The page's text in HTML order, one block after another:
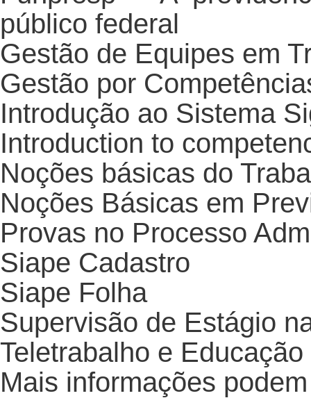
público federal
Gestão de Equipes em
Gestão por
Introdução ao Sistema
Introduction to
Noções básicas do
Noções Básicas em
Provas no Processo
Siape Cadastro
Siape Folha
Supervisão de Estágio
Teletrabalho e
Mais informações